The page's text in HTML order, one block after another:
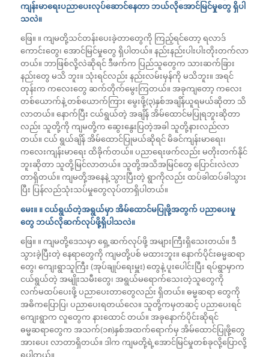
ကျန်းမာရေးပညာပေးလုပ်ဆောင်နေတာ ဘယ်လိုအောင်မြင်မှုတွေ ရှိပါ
သလဲ။
ဖြေ။ ။ ကျမတို့သင်တန်းပေးခဲ့တာတွေကို ကြည့်ရင်တော့ ရလာဒ်
ကောင်းတွေ၊ အောင်မြင်မှုတွေ ရှိပါတယ်။ နည်းနည်းပါးပါးတိုးတက်လာ
တယ်။ ဘာဖြစ်လို့လဲဆိုရင် ဒီဖက်က ပြည်သူတွေက သားဆက်ခြား
နည်းတွေ မသိ ဘူး။ သုံးရင်လည်း နည်းလမ်းမှန်ကို မသိဘူး။ အရင်
တုန်းက ကလေးတွေ ဆက်တိုက်မွေးကြတယ်။ အခုကျတော့ ကလေး
တစ်ယောက်နဲ့ တစ်ယောက်ကြား မွေးဖို့(၃)နှစ်အချိန်ယူရမယ်ဆိုတာ သိ
လာတယ်။ နောက်ပြီး ငယ်ရွယ်တဲ့ အချိန် အိမ်ထောင်မပြုရဘူးဆိုတာ
လည်း သူတို့ကို ကျမတို့က ဆွေးနွေးပြတဲ့အခါ သူတို့နားလည်လာ
တယ်။ ငယ် ရွယ်ချိန် အိမ်ထောင်ပြုမယ်ဆိုရင် မိခင်ကျန်းမာရေး၊
ကလေးကျန်းမာရေး ထိခိုက်တယ်။ ပညာရေးဖက်လည်း မတိုးတက်နိုင်
ဘူးဆိုတာ သူတို့မြင်လာတယ်။ သူတို့အသိအမြင်တွေ ပြောင်းလဲလာ
တာရှိတယ်။ ကျမတို့အနေနဲ့ သွားပြီးတဲ့ ရွာကိုလည်း ထပ်ခါထပ်ခါသွား
ပြီး ပြန်လည်သုံးသပ်မှုတွေလုပ်တာရှိပါတယ်။
မေး။ ။ ငယ်ရွယ်တဲ့အရွယ်မှာ အိမ်ထောင်မပြုဖို့အတွက် ပညာပေးမှု
တွေ ဘယ်လိုဆက်လုပ်ဖို့ရှိပါသလဲ။
ဖြေ။ ။ ကျမတို့ဒေသမှာ ရှေ့ဆက်လုပ်ဖို့ အများကြီးရှိသေးတယ်။ ဒီ
သွားခဲ့ပြီးတဲ့ နေရာတွေကို ကျမတို့ပစ် မထားဘူး။ နောက်ပိုင်းဓမ္မဆရာ
တွေ၊ ကျေးရွာသူကြီး (အုပ်ချုပ်ရေးမှူး) တွေနဲ့ ပူးပေါင်းပြီး ရပ်ရွာမှာက
ငယ်ရွယ်တဲ့ အမျိုးသမီးတွေ၊ အရွယ်မရောက်သေးတဲ့သူတွေကို
လက်မထပ်ပေးဖို့ ပညာပေးတာတွေလည်း ရှိတယ်။ ဓမ္မဆရာ တွေကို
အဓိကပြောပြ၊ ပညာပေးရတယ်လေ။ သူတို့ကမှတဆင့် ပညာပေးရင်
ကျေးရွာက လူတွေက နားထောင် တယ်။ အခုနောက်ပိုင်းဆိုရင်
ဓမ္မဆရာတွေက အသက်(၁၈)နှစ်အထက်ရောက်မှ အိမ်ထောင်ပြုဖို့တွေ
အားပေး လာတာရှိတယ်။ ဒါက ကျမတို့ရဲ့အောင်မြင်မှုတစ်ခုလို့ပြောလို့
ရပါတယ်။